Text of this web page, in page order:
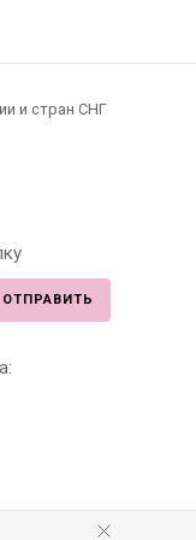
и стран СНГ
ОТПРАВИТЬ